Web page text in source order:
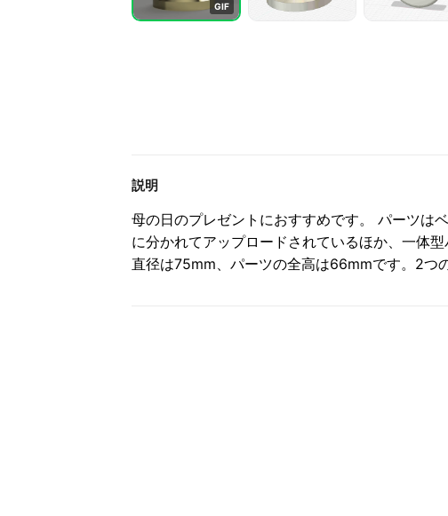
GIF
説明
母の日のプレゼントにおすすめです。 パーツは
に分かれてアップロードされているほか、一体
直径は75mm、パーツの全高は66mmです。2つ